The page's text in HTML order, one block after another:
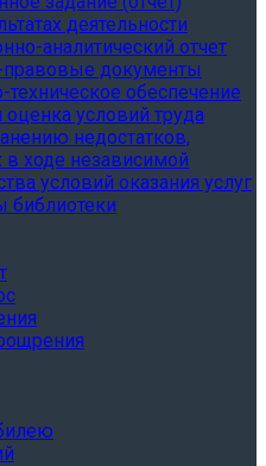
деятельности
аналитический отчет
документы
техническое обеспечение
условий труда
недостатков,
ходе независимой
условий оказания услуг
библиотеки